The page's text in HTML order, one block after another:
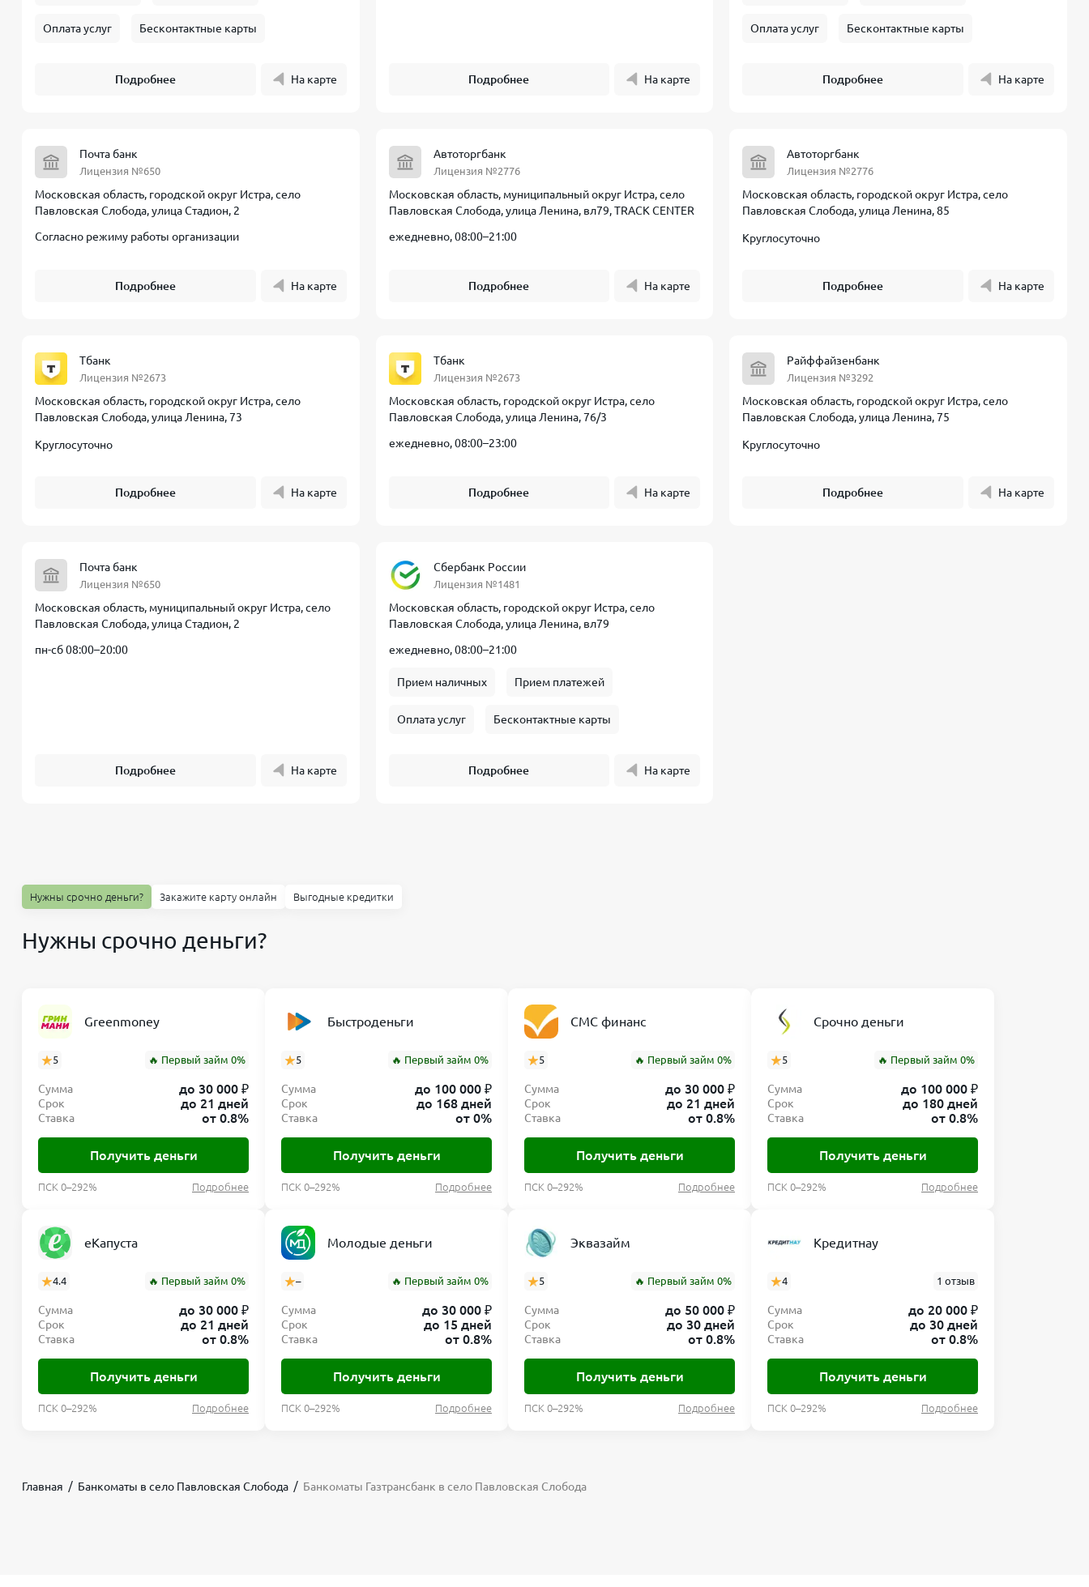
Оплата услуг Бесконтактные карты
Подробнее На карте Подробнее На карте
Оплата услуг Бесконтактные карты
Подробнее На карте
Почта банк
Лицензия №650
Московская область, городской округ Истра, село
Павловская Слобода, улица Стадион, 2
Согласно режиму работы организации
Подробнее На карте
Автоторгбанк
Лицензия №2776
Московская область, муниципальный округ Истра, село
Павловская Слобода, улица Ленина, вл79, TRACK CENTER
ежедневно, 08:00–21:00
Подробнее На карте
Автоторгбанк
Лицензия №2776
Московская область, городской округ Истра, село
Павловская Слобода, улица Ленина, 85
Круглосуточно
Подробнее На карте
Тбанк
Лицензия №2673
Московская область, городской округ Истра, село
Павловская Слобода, улица Ленина, 73
Круглосуточно
Подробнее На карте
Тбанк
Лицензия №2673
Московская область, городской округ Истра, село
Павловская Слобода, улица Ленина, 76/3
ежедневно, 08:00–23:00
Подробнее На карте
Райффайзенбанк
Лицензия №3292
Московская область, городской округ Истра, село
Павловская Слобода, улица Ленина, 75
Круглосуточно
Подробнее На карте
Почта банк
Лицензия №650
Московская область, муниципальный округ Истра, село
Павловская Слобода, улица Стадион, 2
пн-сб 08:00–20:00
Подробнее На карте
Сбербанк России
Лицензия №1481
Московская область, городской округ Истра, село
Павловская Слобода, улица Ленина, вл79
ежедневно, 08:00–21:00
Прием наличных Прием платежей
Оплата услуг Бесконтактные карты
Подробнее На карте
Нужны срочно деньги? Закажите карту онлайн Выгодные кредитки
Нужны срочно деньги?
Greenmoney
5 🔥 Первый займ 0%
Сумма до 30 000 ₽
Срок до 21 дней
Ставка от 0.8%
Получить деньги
ПСК 0–292% Подробнее
Быстроденьги
5 🔥 Первый займ 0%
Сумма до 100 000 ₽
Срок до 168 дней
Ставка от 0%
Получить деньги
ПСК 0–292% Подробнее
СМС финанс
5 🔥 Первый займ 0%
Сумма до 30 000 ₽
Срок до 21 дней
Ставка от 0.8%
Получить деньги
ПСК 0–292% Подробнее
Срочно деньги
5 🔥 Первый займ 0%
Сумма до 100 000 ₽
Срок до 180 дней
Ставка от 0.8%
Получить деньги
ПСК 0–292% Подробнее
еКапуста
4.4 🔥 Первый займ 0%
Сумма до 30 000 ₽
Срок до 21 дней
Ставка от 0.8%
Получить деньги
ПСК 0–292% Подробнее
Молодые деньги
– 🔥 Первый займ 0%
Сумма до 30 000 ₽
Срок до 15 дней
Ставка от 0.8%
Получить деньги
ПСК 0–292% Подробнее
Эквазайм
5 🔥 Первый займ 0%
Сумма до 50 000 ₽
Срок до 30 дней
Ставка от 0.8%
Получить деньги
ПСК 0–292% Подробнее
Кредитнау
4 1 отзыв
Сумма до 20 000 ₽
Срок до 30 дней
Ставка от 0.8%
Получить деньги
ПСК 0–292% Подробнее
Главная Банкоматы в село Павловская Слобода Банкоматы Газтрансбанк в село Павловская Слобода